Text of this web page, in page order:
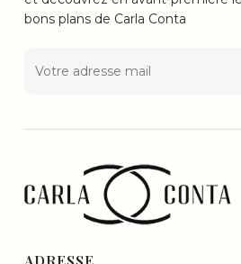
bons plans de Carla Conta